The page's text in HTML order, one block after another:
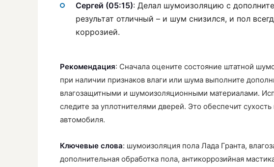
Сергей (05:15): Делал шумоизоляцию с
результат отличный – и шум снизился, и пол
коррозией.
Рекомендация: Сначала оцените состояние штатной
при наличии признаков влаги или шума выполните
влагозащитными и шумоизоляционными материалами.
следите за уплотнителями дверей. Это обеспечит
автомобиля.
Ключевые слова: шумоизоляция пола Лада Гранта,
дополнительная обработка пола, антикоррозийная